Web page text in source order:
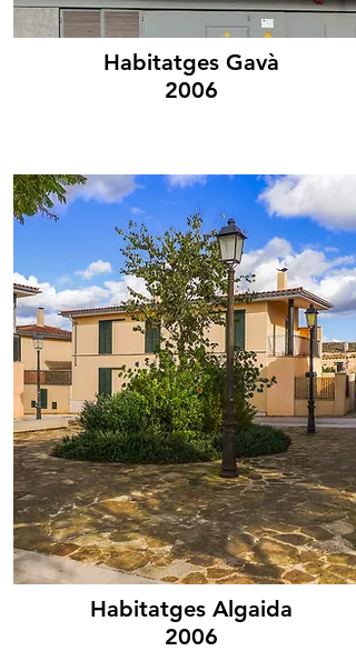
Habitatges Gavà
2006
Habitatges Algaida
2006